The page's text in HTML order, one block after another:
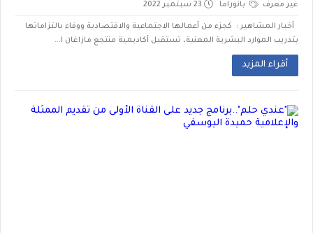
غير معرف بانوراما 23 سبتمبر 2022
أخبار المشاهير : كجزء من أعمالها الاجتماعية والاقتصادية ووفاء بالتزاماتها
بتدريب الموارد البشرية المعنية، تستقبل أكاديمية منتجع مازاغان ا...
أقراء المزيد